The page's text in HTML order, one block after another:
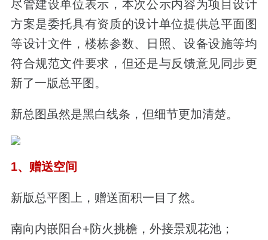
尽管建设单位表示，本次公示内容为项目设计
方案是委托具有资质的设计单位提供总平面图
等设计文件，楼栋参数、日照、设备设施等均
符合规范文件要求，但还是与反馈意见同步更
新了一版总平图。
新总图虽然是黑白线条，但细节更加清楚。
1、赠送空间
新版总平图上，赠送面积一目了然。
南向内嵌阳台+防火挑檐，外接景观花池；